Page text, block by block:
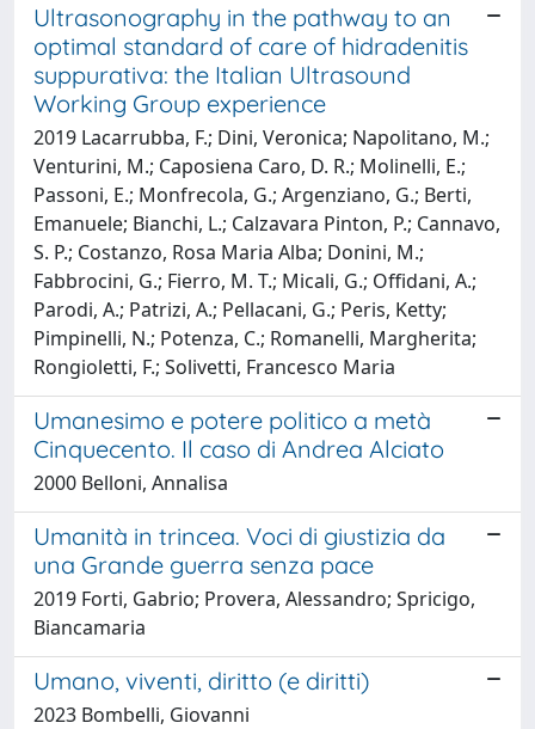
Ultrasonography in the pathway to an
optimal standard of care of hidradenitis
suppurativa: the Italian Ultrasound
Working Group experience
2019 Lacarrubba, F.; Dini, Veronica; Napolitano, M.;
Venturini, M.; Caposiena Caro, D. R.; Molinelli, E.;
Passoni, E.; Monfrecola, G.; Argenziano, G.; Berti,
Emanuele; Bianchi, L.; Calzavara Pinton, P.; Cannavo,
S. P.; Costanzo, Rosa Maria Alba; Donini, M.;
Fabbrocini, G.; Fierro, M. T.; Micali, G.; Offidani, A.;
Parodi, A.; Patrizi, A.; Pellacani, G.; Peris, Ketty;
Pimpinelli, N.; Potenza, C.; Romanelli, Margherita;
Rongioletti, F.; Solivetti, Francesco Maria
Umanesimo e potere politico a metà
Cinquecento. Il caso di Andrea Alciato
2000 Belloni, Annalisa
Umanità in trincea. Voci di giustizia da
una Grande guerra senza pace
2019 Forti, Gabrio; Provera, Alessandro; Spricigo,
Biancamaria
Umano, viventi, diritto (e diritti)
2023 Bombelli, Giovanni